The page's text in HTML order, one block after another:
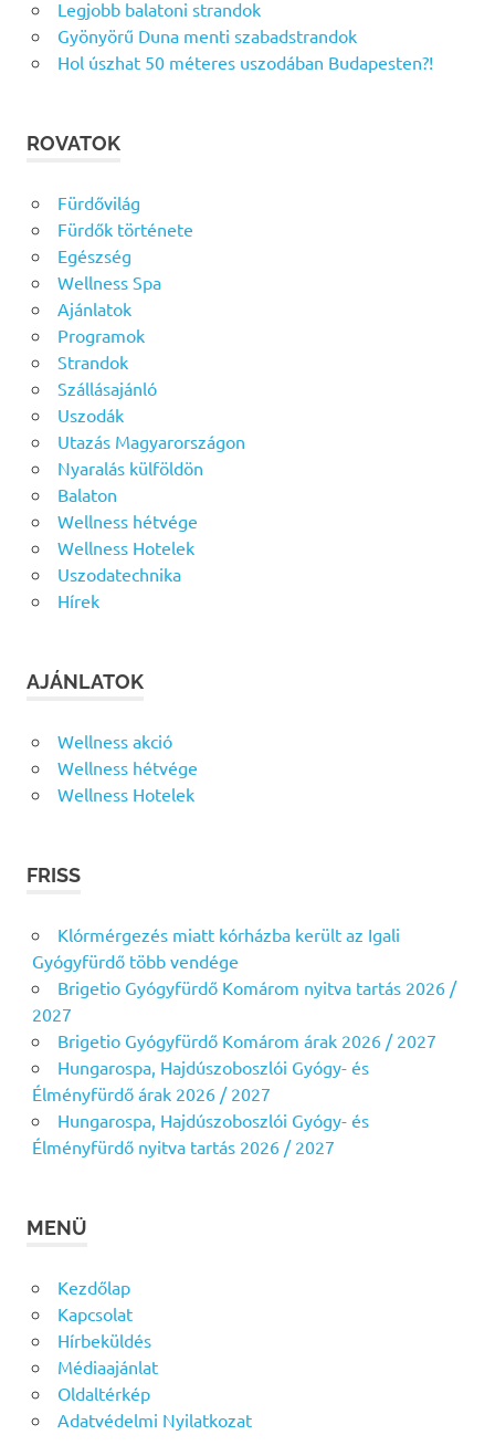
Legjobb balatoni strandok
Gyönyörű Duna menti szabadstrandok
Hol úszhat 50 méteres uszodában Budapesten?!
ROVATOK
Fürdővilág
Fürdők története
Egészség
Wellness Spa
Ajánlatok
Programok
Strandok
Szállásajánló
Uszodák
Utazás Magyarországon
Nyaralás külföldön
Balaton
Wellness hétvége
Wellness Hotelek
Uszodatechnika
Hírek
AJÁNLATOK
Wellness akció
Wellness hétvége
Wellness Hotelek
FRISS
Klórmérgezés miatt kórházba került az Igali
Gyógyfürdő több vendége
Brigetio Gyógyfürdő Komárom nyitva tartás 2026 /
2027
Brigetio Gyógyfürdő Komárom árak 2026 / 2027
Hungarospa, Hajdúszoboszlói Gyógy- és
Élményfürdő árak 2026 / 2027
Hungarospa, Hajdúszoboszlói Gyógy- és
Élményfürdő nyitva tartás 2026 / 2027
MENÜ
Kezdőlap
Kapcsolat
Hírbeküldés
Médiaajánlat
Oldaltérkép
Adatvédelmi Nyilatkozat